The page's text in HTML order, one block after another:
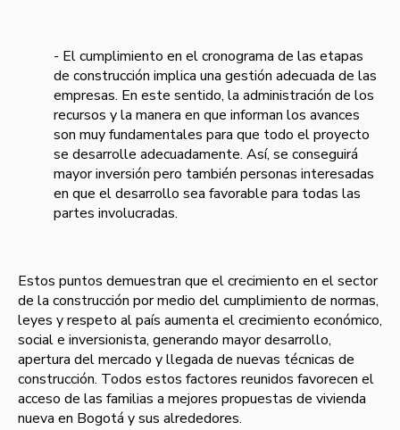
- El cumplimiento en el cronograma de las etapas
de construcción implica una gestión adecuada de las
empresas. En este sentido, la administración de los
recursos y la manera en que informan los avances
son muy fundamentales para que todo el proyecto
se desarrolle adecuadamente. Así, se conseguirá
mayor inversión pero también personas interesadas
en que el desarrollo sea favorable para todas las
partes involucradas.
Estos puntos demuestran que el crecimiento en el sector
de la construcción por medio del cumplimiento de normas,
leyes y respeto al país aumenta el crecimiento económico,
social e inversionista, generando mayor desarrollo,
apertura del mercado y llegada de nuevas técnicas de
construcción. Todos estos factores reunidos favorecen el
acceso de las familias a mejores propuestas de vivienda
nueva en Bogotá y sus alrededores.